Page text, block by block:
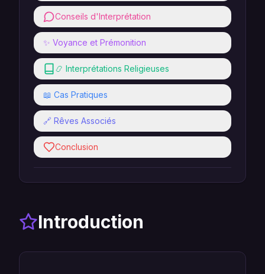
Conseils d'Interprétation
✨ Voyance et Prémonition
📿 Interprétations Religieuses
📖 Cas Pratiques
🔗 Rêves Associés
Conclusion
Introduction